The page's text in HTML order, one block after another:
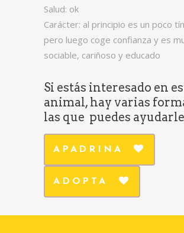
Salud: ok
Carácter: al principio es un poco
pero luego coge confianza y es
sociable, cariñoso y educado
Si estás interesado en
animal, hay varias
las que puedes
APADRINA
ADOPTA